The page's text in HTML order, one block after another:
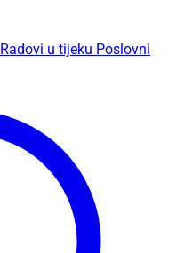
Radovi u tijeku Poslovni